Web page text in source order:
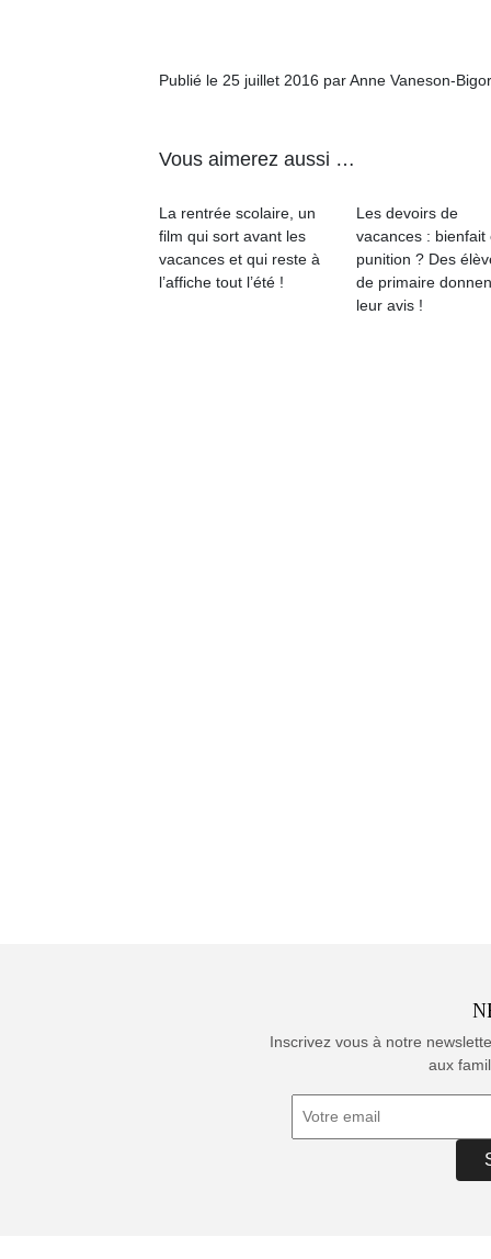
Publié le 25 juillet 2016 par Anne Vaneson-
Vous aimerez aussi …
La rentrée scolaire, un
film qui sort avant les
vacances et qui reste à
l’affiche tout l’été !
Les devoirs de
vacances : bienfait
punition ? Des
de primaire
leur avis !
Inscrivez vous à notre
aux